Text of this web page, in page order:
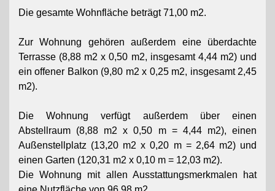
Die gesamte Wohnfläche beträgt 71,00 m2.
Zur Wohnung gehören außerdem eine überdachte
Terrasse (8,88 m2 x 0,50 m2, insgesamt 4,44 m2) und
ein offener Balkon (9,80 m2 x 0,25 m2, insgesamt 2,45
m2).
Die Wohnung verfügt außerdem über einen
Abstellraum (8,88 m2 x 0,50 m = 4,44 m2), einen
Außenstellplatz (13,20 m2 x 0,20 m = 2,64 m2) und
einen Garten (120,31 m2 x 0,10 m = 12,03 m2).
Die Wohnung mit allen Ausstattungsmerkmalen hat